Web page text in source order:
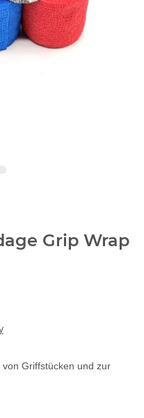
Grip Wrap
Griffstücken und zur